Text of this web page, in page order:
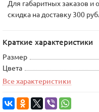
Для габаритных заказов и
скидка на доставку 300
Краткие характеристики
Размер
Цвета
Все характеристики